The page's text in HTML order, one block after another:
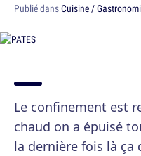
Publié dansCuisine /
Le confinement est
chaud on a épuisé
la dernière fois là ça